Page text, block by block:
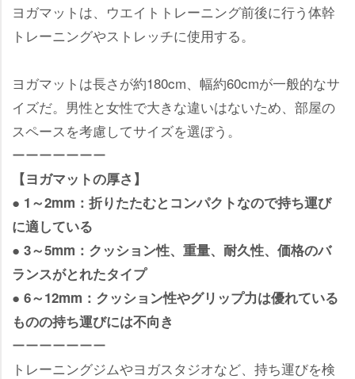
ヨガマットは、ウエイトトレーニング前後に行う体幹
トレーニングやストレッチに使用する。
ヨガマットは長さが約180cm、幅約60cmが一般的なサ
イズだ。男性と女性で大きな違いはないため、部屋の
スペースを考慮してサイズを選ぼう。
ーーーーーーー
【ヨガマットの厚さ】
● 1～2mm：折りたたむとコンパクトなので持ち運び
に適している
● 3～5mm：クッション性、重量、耐久性、価格のバ
ランスがとれたタイプ
● 6～12mm：クッション性やグリップ力は優れている
ものの持ち運びには不向き
ーーーーーーー
トレーニングジムやヨガスタジオなど、持ち運びを検